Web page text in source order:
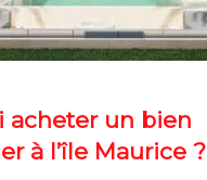
acheter un bien
à l’île Maurice ?